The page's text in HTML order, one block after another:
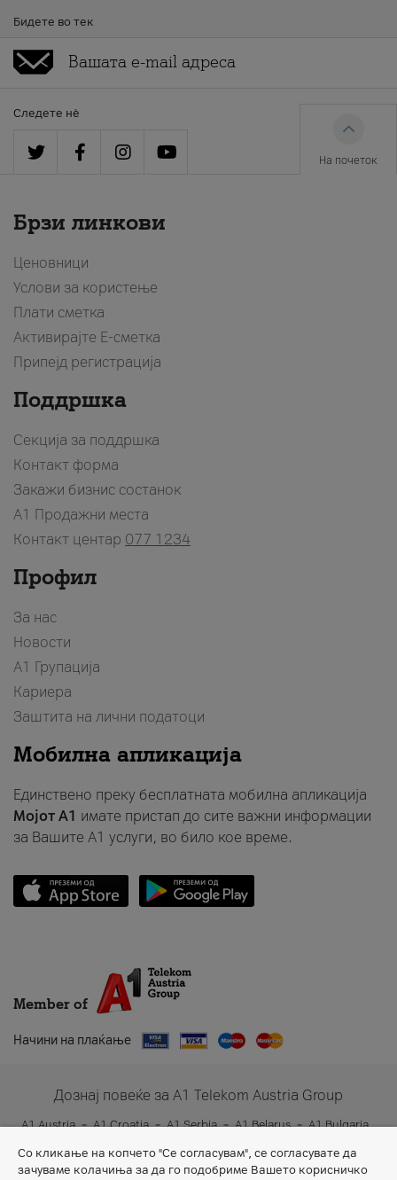
Бидете во тек
Следете нè
На почеток
Брзи линкови
Ценовници
Услови за користење
Плати сметка
Активирајте Е-сметка
Припејд регистрација
Поддршка
Секција за поддршка
Контакт форма
Закажи бизнис состанок
A1 Продажни места
Контакт центар 077 1234
Профил
За нас
Новости
А1 Групација
Кариера
Заштита на лични податоци
Мобилна апликација
Единствено преку бесплатната мобилна апликација
Мојот A1 имате пристап до сите важни информации
за Вашите A1 услуги, во било кое време.
Member of
Начини на плаќање
Дознај повеќе за A1 Telekom Austria Group
A1 Austria A1 Croatia A1 Serbia A1 Belarus
A1 Bulgaria
A1 Slovenia
A1 Digital
Со кликање на копчето "Се согласувам", се согласувате да
зачуваме колачиња за да го подобриме Вашето корисничко